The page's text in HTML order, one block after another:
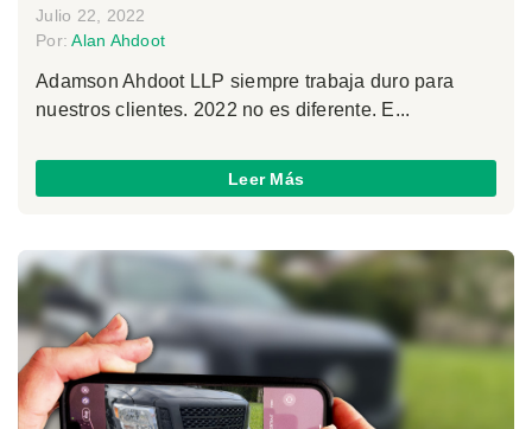
Julio 22, 2022
Por:Alan Ahdoot
Adamson Ahdoot LLP siempre trabaja duro para
nuestros clientes. 2022 no es diferente. E...
Leer Más